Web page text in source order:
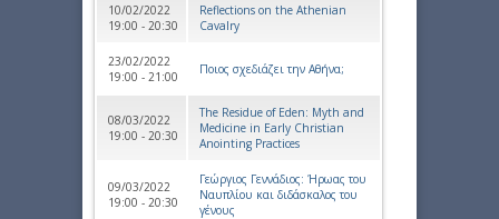
10/02/2022
19:00 - 20:30
Reflections on the Athenian
Cavalry
23/02/2022
19:00 - 21:00
Ποιος σχεδιάζει την Αθήνα;
08/03/2022
19:00 - 20:30
The Residue of Eden: Myth and
Medicine in Early Christian
Anointing Practices
09/03/2022
19:00 - 20:30
Γεώργιος Γεννάδιος: Ήρωας του
Ναυπλίου και διδάσκαλος του
γένους